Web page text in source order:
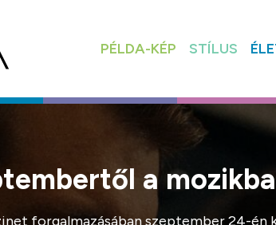
PÉLDA-KÉP STÍLUS
a
forgalmazásában szeptember 24-